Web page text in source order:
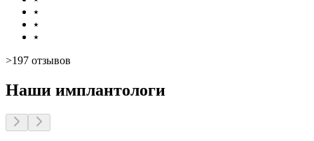
⭑
⭑
⭑
>197 отзывов
Наши имплантологи